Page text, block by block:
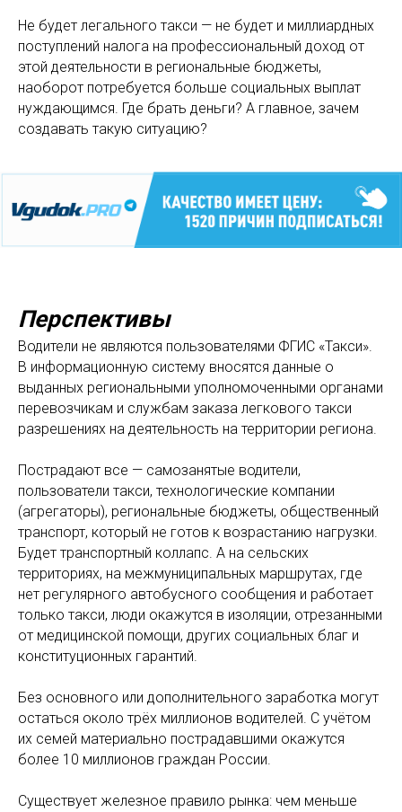
Не будет легального такси — не будет и миллиардных
поступлений налога на профессиональный доход от
этой деятельности в региональные бюджеты,
наоборот потребуется больше социальных выплат
нуждающимся. Где брать деньги? А главное, зачем
создавать такую ситуацию?
Перспективы
Водители не являются пользователями ФГИС «Такси».
В информационную систему вносятся данные о
выданных региональными уполномоченными органами
перевозчикам и службам заказа легкового такси
разрешениях на деятельность на территории региона.
Пострадают все — самозанятые водители,
пользователи такси, технологические компании
(агрегаторы), региональные бюджеты, общественный
транспорт, который не готов к возрастанию нагрузки.
Будет транспортный коллапс. А на сельских
территориях, на межмуниципальных маршрутах, где
нет регулярного автобусного сообщения и работает
только такси, люди окажутся в изоляции, отрезанными
от медицинской помощи, других социальных благ и
конституционных гарантий.
Без основного или дополнительного заработка могут
остаться около трёх миллионов водителей. С учётом
их семей материально пострадавшими окажутся
более 10 миллионов граждан России.
Существует железное правило рынка: чем меньше